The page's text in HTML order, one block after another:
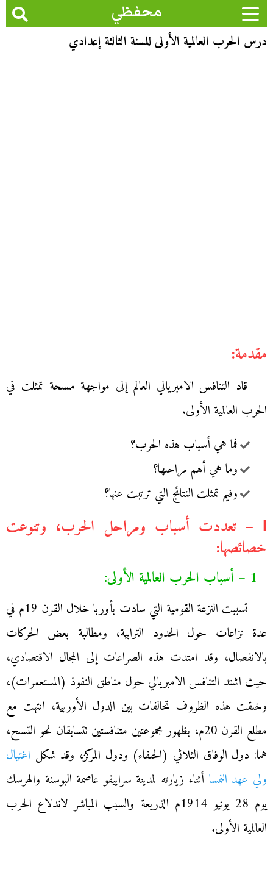
محفظي
درس الحرب العالمية الأولى للسنة الثالثة إعدادي
مقدمة:
قاد التنافس الامبريالي العالم إلى مواجهة مسلحة تمثلت في
الحرب العالمية الأولى.
فما هي أسباب هذه الحرب؟
وما هي أهم مراحلها؟
وفيم تمثلت النتائج التي ترتبت عنها؟
І – تعددت أسباب ومراحل الحرب، وتنوعت
خصائصها:
1 – أسباب الحرب العالمية الأولى:
تسببت النزعة القومية التي سادت بأوربا خلال القرن 19م في
عدة نزاعات حول الحدود الترابية، ومطالبة بعض الحركات
بالانفصال، وقد امتدت هذه الصراعات إلى المجال الاقتصادي،
حيث اشتد التنافس الامبريالي حول مناطق النفوذ (المستعمرات)،
وخلقت هذه الظروف تحالفات بين الدول الأوربية، انتهت مع
مطلع القرن 20م، بظهور مجموعتين متنافستين تتسابقان نحو التسلح،
هما: دول الوفاق الثلاثي (الحلفاء) ودول المركز، وقد شكل اغتيال
ولي عهد النمسا أثناء زيارته لمدينة سراييفو عاصمة البوسنة والهرسك
يوم 28 يونيو 1914م الذريعة والسبب المباشر لاندلاع الحرب
العالمية الأولى.